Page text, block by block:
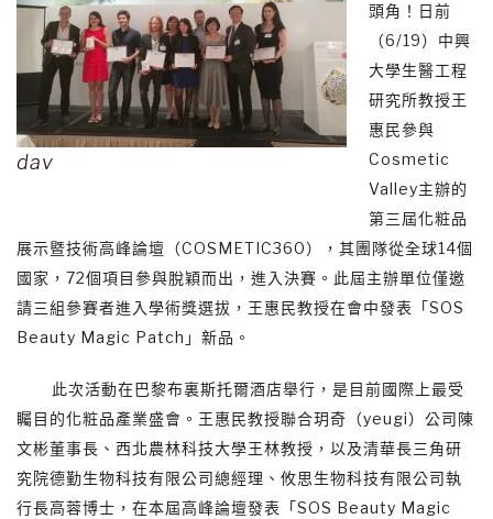
dav
頭角！日前
（6/19）中興
大學生醫工程
研究所教授王
惠民參與
Cosmetic
Valley主辦的
第三屆化粧品
展示暨技術高峰論壇（COSMETIC360），其團隊從全球14個
國家，72個項目參與脫穎而出，進入決賽。此屆主辦單位僅邀
請三組參賽者進入學術獎選拔，王惠民教授在會中發表「SOS
Beauty Magic Patch」新品。
此次活動在巴黎布裏斯托爾酒店舉行，是目前國際上最受
矚目的化粧品產業盛會。王惠民教授聯合玥奇（yeugi）公司陳
文彬董事長、西北農林科技大學王林教授，以及清華長三角研
究院德勤生物科技有限公司總經理、攸思生物科技有限公司執
行長高蓉博士，在本屆高峰論壇發表「SOS Beauty Magic